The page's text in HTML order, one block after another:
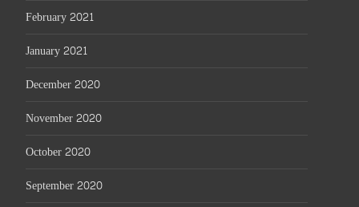
February 2021
January 2021
December 2020
November 2020
October 2020
September 2020